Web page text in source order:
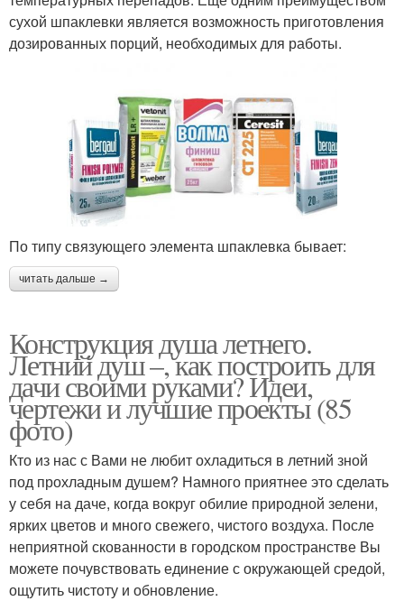
сухой шпаклевки является возможность приготовления
дозированных порций, необходимых для работы.
По типу связующего элемента шпаклевка бывает:
читать дальше →
Конструкция душа летнего.
Летний душ –, как построить для
дачи своими руками? Идеи,
чертежи и лучшие проекты (85
фото)
Кто из нас с Вами не любит охладиться в летний зной
под прохладным душем? Намного приятнее это сделать
у себя на даче, когда вокруг обилие природной зелени,
ярких цветов и много свежего, чистого воздуха. После
неприятной скованности в городском пространстве Вы
можете почувствовать единение с окружающей средой,
ощутить чистоту и обновление.